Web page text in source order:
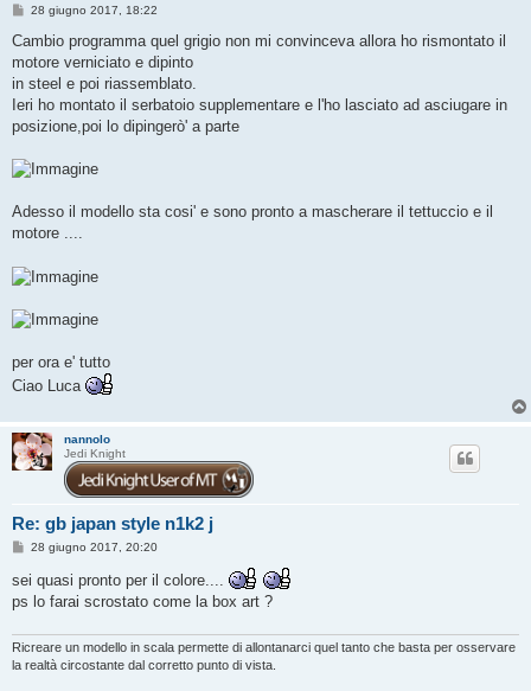
M
s
a
g
i
o
28 giugno 2017, 18:22
Cambio programma quel grigio non mi convinceva allora ho rismontato il
motore verniciato e dipinto
in steel e poi riassemblato.
Ieri ho montato il serbatoio supplementare e l'ho lasciato ad asciugare in
posizione,poi lo dipingerò' a parte
Adesso il modello sta cosi' e sono pronto a mascherare il tettuccio e il
motore ....
per ora e' tutto
Ciao Luca
nannolo
Jedi Knight
Re: gb japan style n1k2 j
M
s
s
a
i
28 giugno 2017, 20:20
sei quasi pronto per il colore....
ps lo farai scrostato come la box art ?
Ricreare un modello in scala permette di allontanarci quel tanto che basta per osservare
la realtà circostante dal corretto punto di vista.